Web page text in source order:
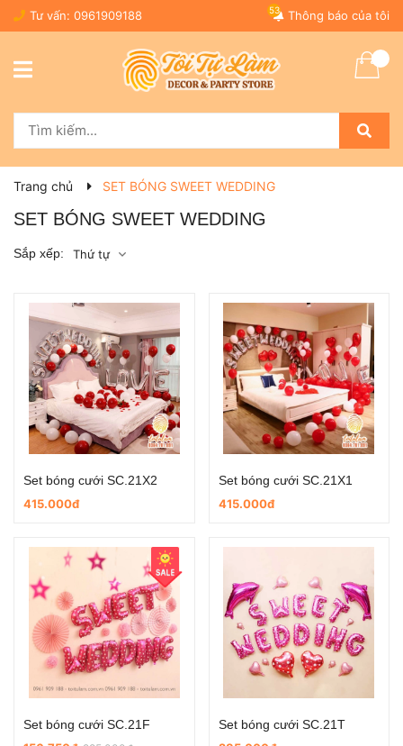
Tư vấn: 0961909188 Thông báo của tôi
53
Trang chủ SET BÓNG SWEET WEDDING
SET BÓNG SWEET WEDDING
Sắp xếp: Thứ tự
Set bóng cưới SC.21X2
415.000đ
Set bóng cưới SC.21X1
415.000đ
Set bóng cưới SC.21F
Set bóng cưới SC.21T